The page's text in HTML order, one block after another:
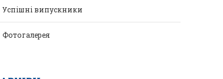
Успішні випускники
Фотогалерея